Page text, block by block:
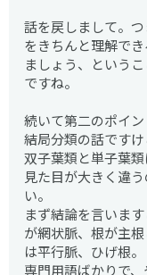
話を戻しまして。
をきちんと理解で
ましょう、という
ですね。
続いて第二のポイン
結局分類の話ですけ
双子葉類と単子葉
見た目が大きく違
い。
まず結論を言いま
が網状脈、根が主
は平行脈、ひげ根。
専門用語ばかりで、